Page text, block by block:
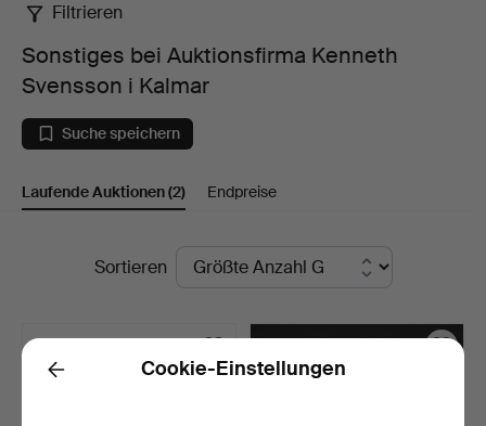
Sonstiges
bei
Auktionsfirma
Kenneth
Kalmar
Filtrieren
Sonstiges bei Auktionsfirma Kenneth
Svensson i Kalmar
Suche speichern
Laufende Auktionen(2) Endpreise
LaufendeSortieren
Back Cookie-Einstellungen